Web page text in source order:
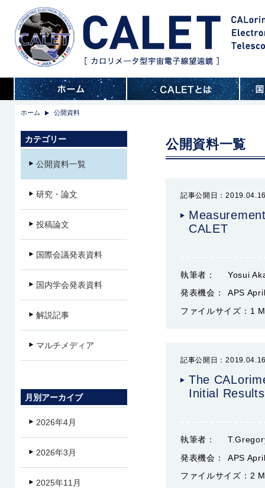
ホーム 公開資料
公開資料一覧
記事公開日：
CALET
執筆者：
Yosui
発表機会：
APS
ファイルサイズ： 1
記事公開日：
The
Initial Results
執筆者：
発表機会：
APS
ファイルサイズ： 2
カテゴリー
公開資料一覧
研究・論文
投稿論文
国際会議発表資料
国内学会発表資料
解説記事
マルチメディア
月別アーカイブ
2026年4月
2026年3月
2025年11月